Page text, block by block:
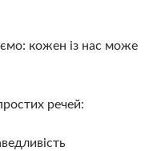
кожен із нас може
речей: